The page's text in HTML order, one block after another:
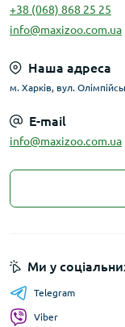
+38 (068) 868 25 25
info@maxizoo.com.ua
Наша адреса
м. Харків, вул.
E-mail
info@maxizoo.com.ua
Ми у
Telegram
Viber